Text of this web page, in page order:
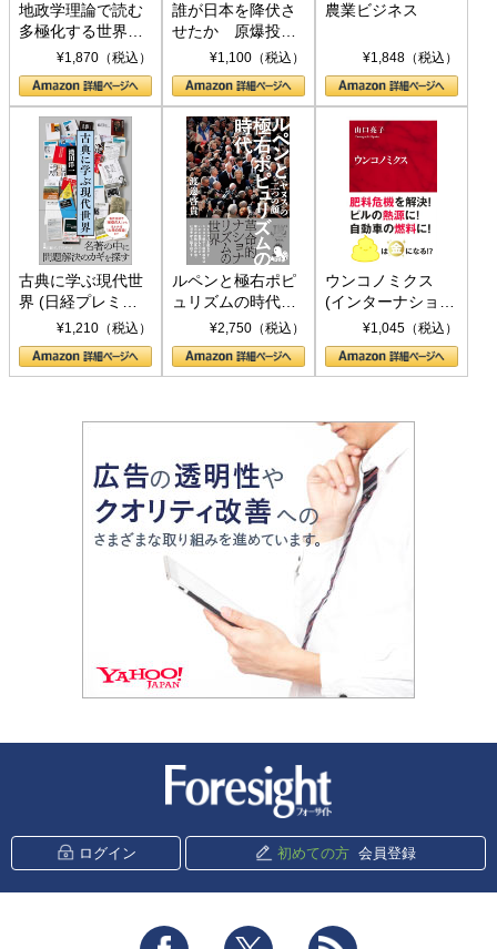
地政学理論で読む
多極化する世界：
トランプとBRICS
の挑戦
¥1,870（税込）
誰が日本を降伏さ
せたか 原爆投
下、ソ連参戦、そ
して聖断 (PHP新
書)
¥1,100（税込）
農業ビジネス
¥1,848（税込）
古典に学ぶ現代世
界 (日経プレミア
シリーズ)¥1,210（税込）
ルペンと極右ポピ
ュリズムの時代：
〈ヤヌス〉の二つ
の顔
¥2,750（税込）
ウンコノミクス
(インターナショナ
ル新書)¥1,045（税込）
ログイン 初めての方 会員登録
Facebook Twitter